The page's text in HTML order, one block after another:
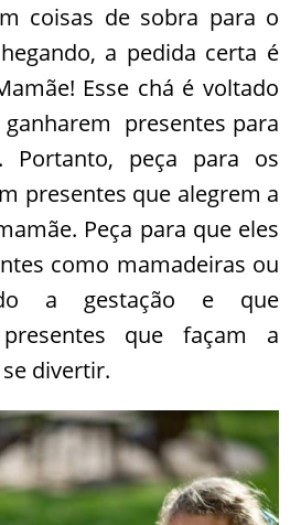
coisas de sobra para o
a pedida certa é
Esse chá é voltado
ganharem presentes para
Portanto, peça para os
presentes que alegrem a
Peça para que eles
como mamadeiras ou
a gestação e que
que façam a
divertir.